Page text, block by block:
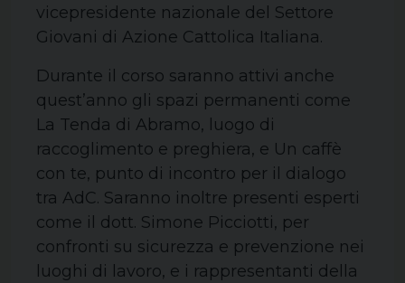
vicepresidente nazionale del Settore
Giovani di Azione Cattolica Italiana.
Durante il corso saranno attivi anche
quest’anno gli spazi permanenti come
La Tenda di Abramo, luogo di
raccoglimento e preghiera, e Un caffè
con te, punto di incontro per il dialogo
tra AdC. Saranno inoltre presenti esperti
come il dott. Simone Picciotti, per
confronti su sicurezza e prevenzione nei
luoghi di lavoro, e i rappresentanti della